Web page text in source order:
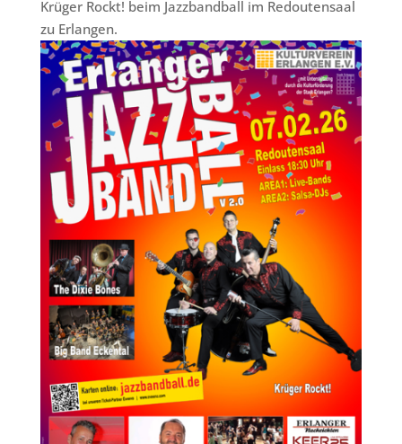
Krüger Rockt! beim Jazzbandball im Redoutensaal
zu Erlangen.